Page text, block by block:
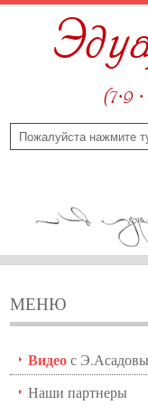
(7·9
МЕНЮ
Видеос
Наши партнеры